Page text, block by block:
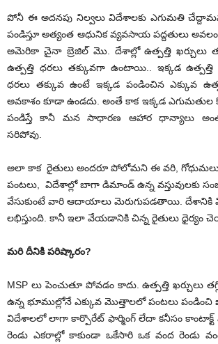
పోనీ ఈ అదనపు నిల్వలు విదేశాలకు ఎగుమతి
పండిస్తూ అత్యంత ఆధునిక వ్యవసాయ పద్దతులు
అమెరికా చైనా బ్రెజిల్ మొ. దేశాల్లో ఉత్పత్తి ఖర్చులు
ఉత్పత్తి ధరలు తక్కువగా ఉంటాయి.. ఇక్కడ
ధరలు తక్కువ ఉంటే ఇక్కడ పండించిన ఎక్కువ
అవకాశం కూడా ఉండదు. అంతే కాక ఇక్కడ ఎగుమతుల
పండిస్తే కానీ మన సాధారణ ఆహార ధాన్యాలు
సరిపోవు.
అలా కాక రైతులు అందరూ పోలోమని ఈ వరి,
పంటలు, విదేశాల్లో బాగా డిమాండ్ ఉన్న వస్తువులకు
వేసుకుంటే వారి ఆదాయాలు మెరుగుపడతాయి. దేశానికి
లభిస్తుంది. కానీ ఇలా వేయడానికి చిన్న రైతులు ధైర్యం
మరి దీనికి పరిష్కారం?
MSP లు పెంచుతూ పోవడం కాదు. ఉత్పత్తి ఖర్చులు
ఉన్న భూముల్లోనే ఎక్కువ మొత్తాలలో పంటలు పండించి
విదేశాలలో లాగా కార్పొరేట్ ఫార్మింగ్ లేదా కనీసం కాంటాక్ట్
రెండు ఎకరాల్లో కాకుండా ఒకేసారి ఒక వంద రెండు